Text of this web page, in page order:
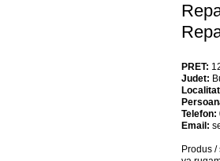
PRET:
Judet:
Telefon:
Email:
Produs /